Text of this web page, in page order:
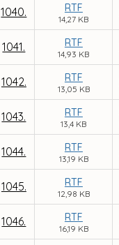
1040. RTF
14,27 KB
1041. RTF
14,93 KB
1042. RTF
13,05 KB
1043. RTF
13,4 KB
1044. RTF
13,19 KB
1045. RTF
12,98 KB
1046. RTF
16,19 KB